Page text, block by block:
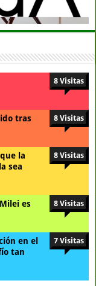
8 Visitas
tras
8 Visitas
la
sea
8 Visitas
es
8 Visitas
en el
tan
7 Visitas